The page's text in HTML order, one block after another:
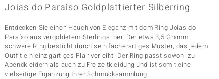
Classics
Joias do Paraíso Goldplattierter Silberring
Entdecken Sie einen Hauch von Eleganz mit dem Ring Joias do
Paraíso aus vergoldetem Sterlingsilber. Der etwa 3,5 Gramm
schwere Ring besticht durch sein fächerartiges Muster, das jedem
Outfit ein einzigartiges Flair verleiht. Der Ring passt sowohl zu
Abendkleidern als auch zu Freizeitkleidung und ist somit eine
vielseitige Ergänzung Ihrer Schmucksammlung.